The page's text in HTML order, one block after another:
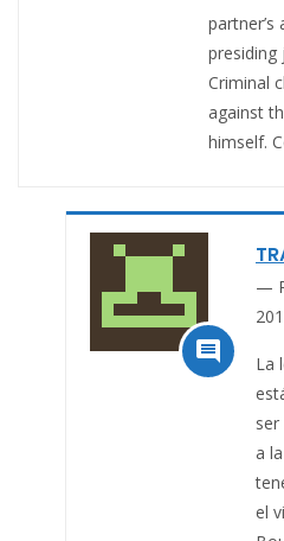
presiding
Criminal
against
himself.

La
a
el